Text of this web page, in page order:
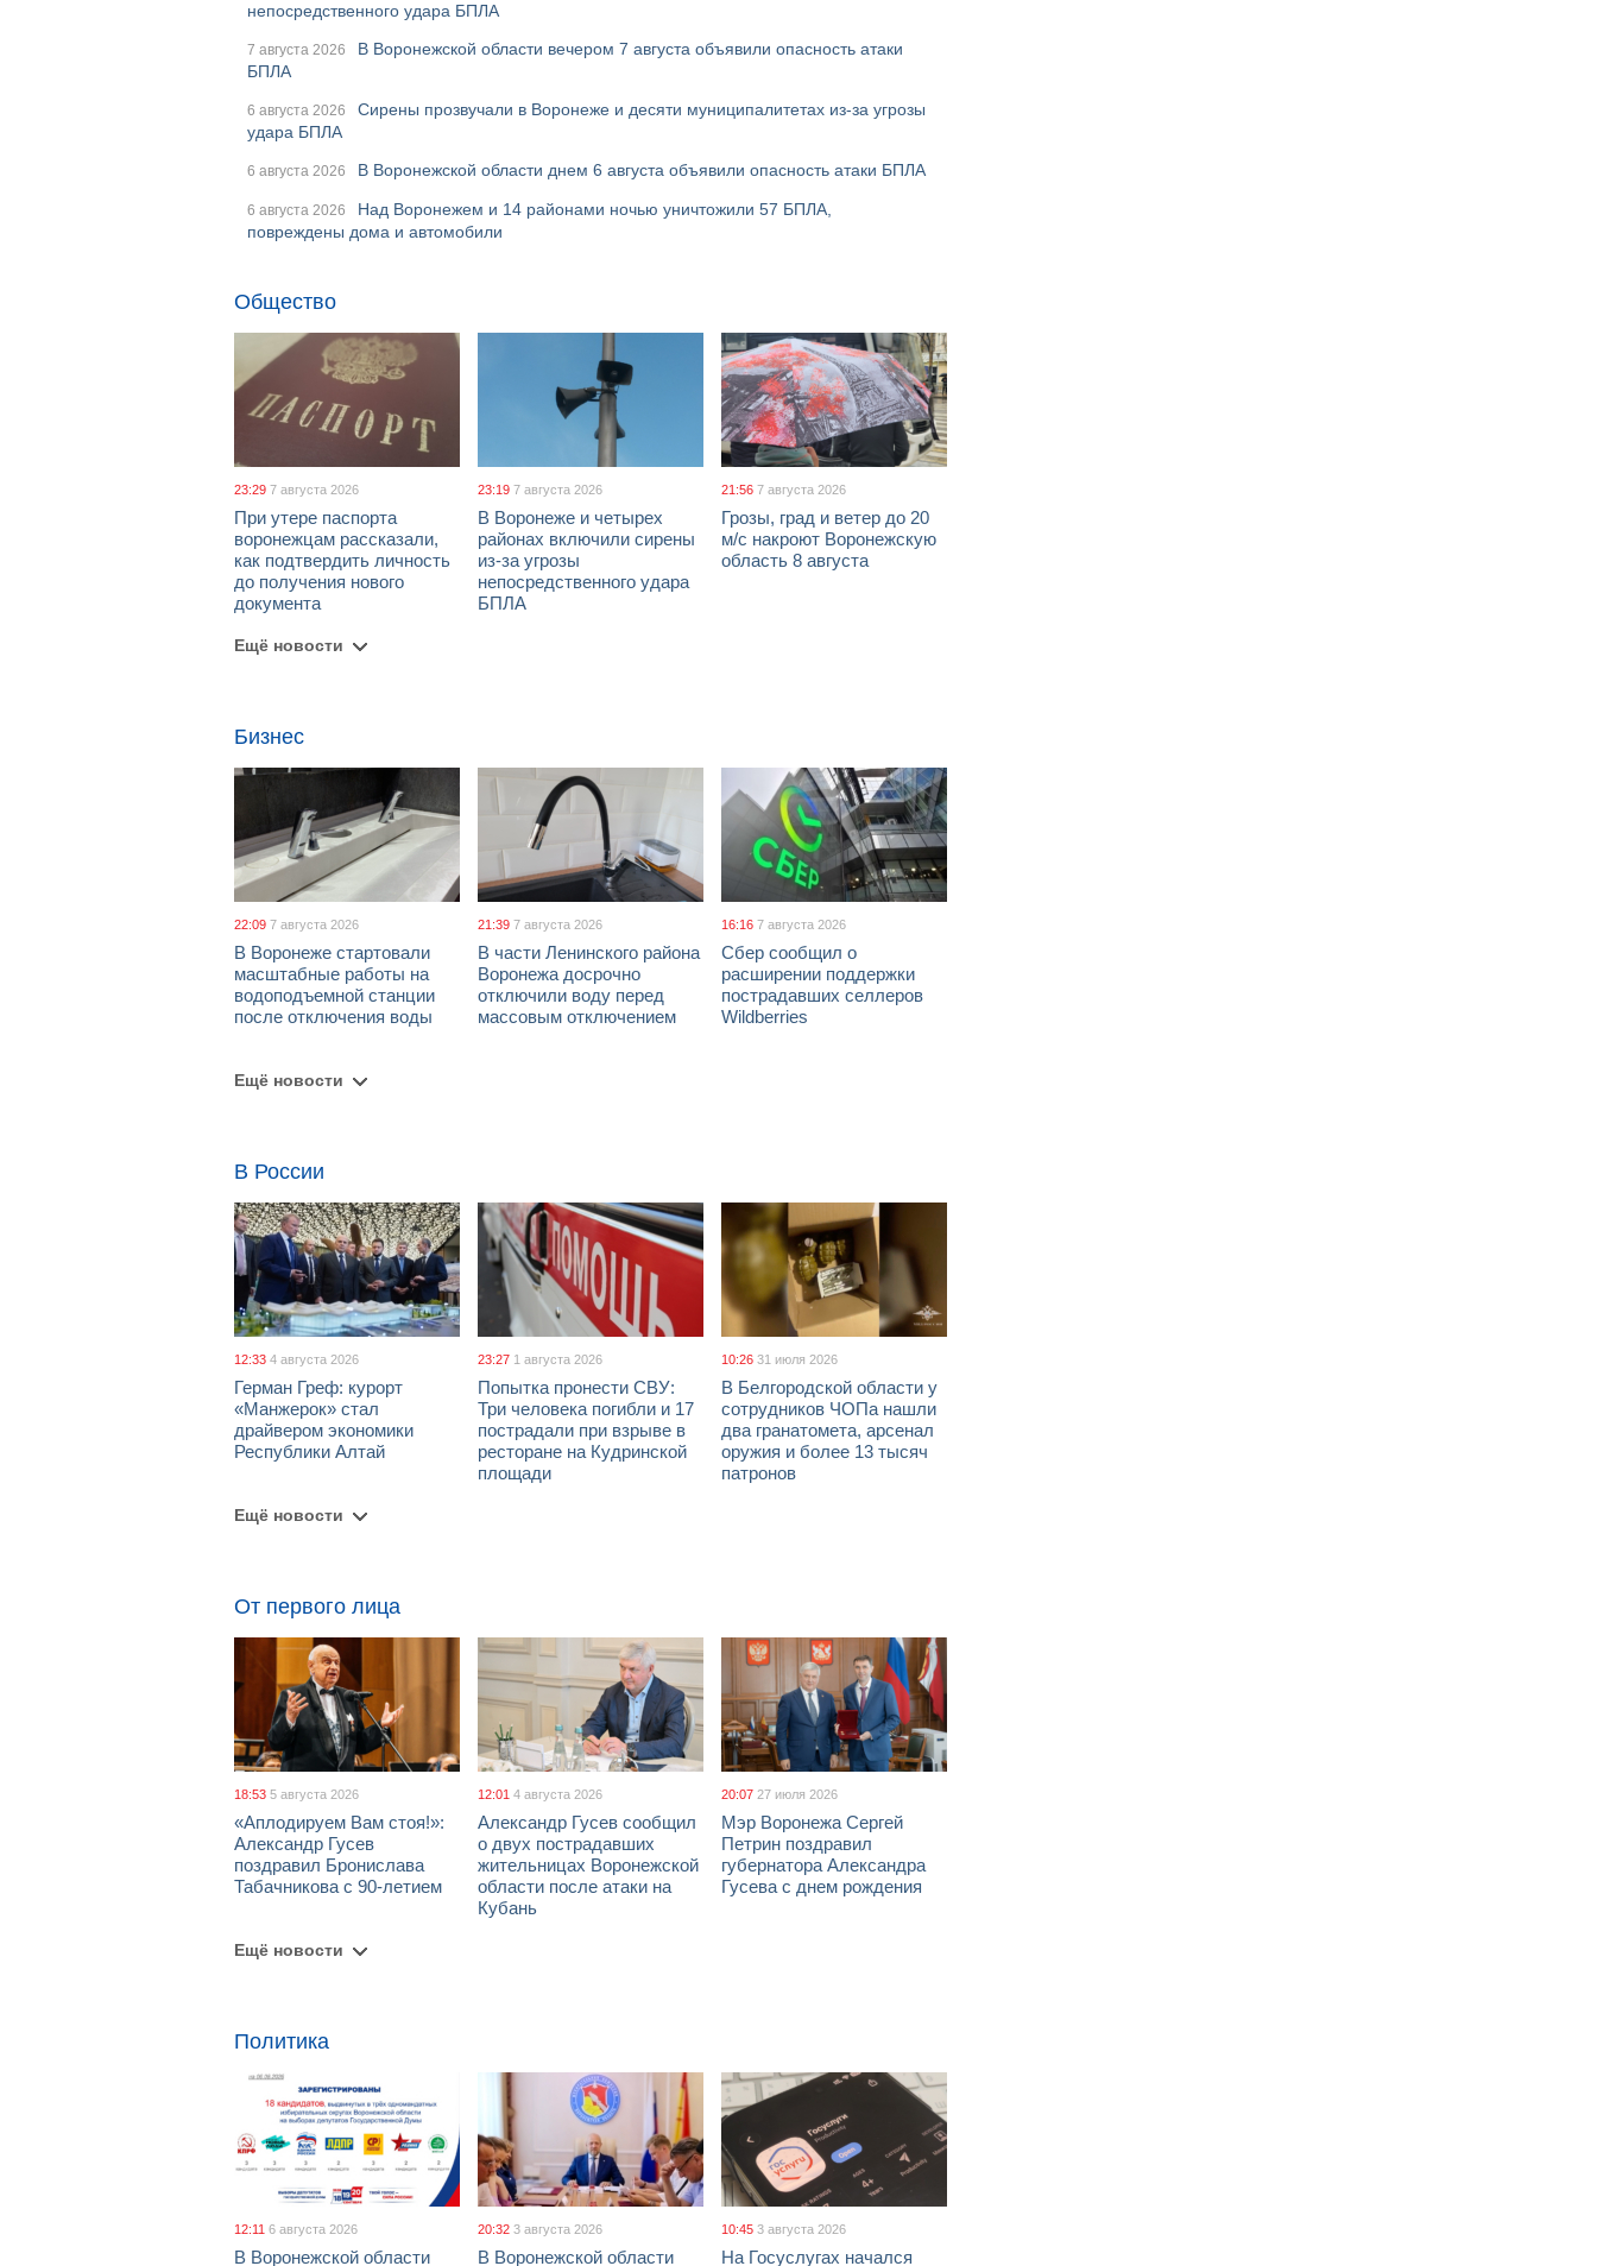
непосредственного удара БПЛА
7 августа 2026
В Воронежской области вечером 7 августа объявили опасность атаки
БПЛА
6 августа 2026
Сирены прозвучали в Воронеже и десяти муниципалитетах из-за угрозы
удара БПЛА
6 августа 2026 В Воронежской области днем 6 августа объявили опасность атаки БПЛА
6 августа 2026
Над Воронежем и 14 районами ночью уничтожили 57 БПЛА,
повреждены дома и автомобили
Общество
23:29 7 августа 2026
При утере паспорта
воронежцам рассказали,
как подтвердить личность
до получения нового
документа
23:19 7 августа 2026
В Воронеже и четырех
районах включили сирены
из-за угрозы
непосредственного удара
БПЛА
21:56 7 августа 2026
Грозы, град и ветер до 20
м/с накроют Воронежскую
область 8 августа
Ещё новости
Бизнес
22:09 7 августа 2026
В Воронеже стартовали
масштабные работы на
водоподъемной станции
после отключения воды
21:39 7 августа 2026
В части Ленинского района
Воронежа досрочно
отключили воду перед
массовым отключением
16:16 7 августа 2026
Сбер сообщил о
расширении поддержки
пострадавших селлеров
Wildberries
Ещё новости
В России
12:33 4 августа 2026
Герман Греф: курорт
«Манжерок» стал
драйвером экономики
Республики Алтай
23:27 1 августа 2026
Попытка пронести СВУ:
Три человека погибли и 17
пострадали при взрыве в
ресторане на Кудринской
площади
10:26 31 июля 2026
В Белгородской области у
сотрудников ЧОПа нашли
два гранатомета, арсенал
оружия и более 13 тысяч
патронов
Ещё новости
От первого лица
18:53 5 августа 2026
«Аплодируем Вам стоя!»:
Александр Гусев
поздравил Бронислава
Табачникова с 90-летием
12:01 4 августа 2026
Александр Гусев сообщил
о двух пострадавших
жительницах Воронежской
области после атаки на
Кубань
20:07 27 июля 2026
Мэр Воронежа Сергей
Петрин поздравил
губернатора Александра
Гусева с днем рождения
Ещё новости
Политика
12:11 6 августа 2026
В Воронежской области
20:32 3 августа 2026
В Воронежской области
10:45 3 августа 2026
На Госуслугах начался